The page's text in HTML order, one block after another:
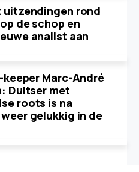
uitzendingen rond
de schop en
analist aan
Marc-André
Duitser met
roots is na
gelukkig in de